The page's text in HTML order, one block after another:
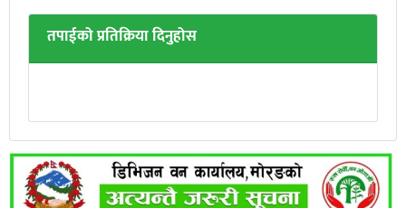
तपाईको प्रतिक्रिया दिनुहोस